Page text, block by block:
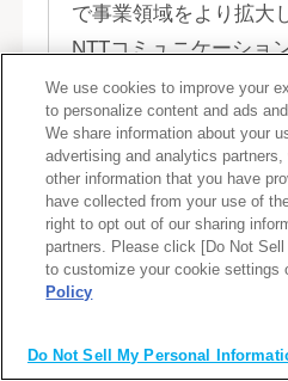
で事業領域をより拡大
NTTコミュニケーショ
モグループとして生ま
たちは、クラウド、ネ
リティといっ...
詳
求人No. 11986
募集中
海道, 福島, 東京,
We use cookies to improve your
to personalize content and ads
We share information about your
advertising and analytics
other information that you have
have collected from your use of
right to opt out of our sharing
partners. Please click [Do Not
to customize your cookie settings
Policy
Do Not Sell My Personal